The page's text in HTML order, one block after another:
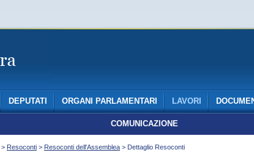
DEPUTATI ORGANI PARLAMENTARI LAVORI
COMUNICAZIONE
> Resoconti > Resoconti dell'Assemblea > Dettaglio Resoconti